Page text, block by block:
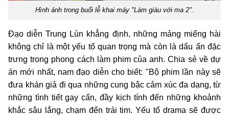
Hình ảnh trong buổi lễ khai máy "Làm giàu với ma 2".
Đạo diễn Trung Lùn khẳng định, những mảng miếng hài
không chỉ là một yếu tố quan trọng mà còn là dấu ấn đặc
trưng trong phong cách làm phim của anh. Chia sẻ về dự
án mới nhất, nam đạo diễn cho biết: "Bộ phim lần này sẽ
đưa khán giả đi qua những cung bậc cảm xúc đa dạng, từ
những tình tiết gay cấn, đầy kịch tính đến những khoảnh
khắc sâu lắng, chạm đến trái tim. Yếu tố drama sẽ được